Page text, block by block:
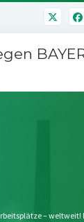
–